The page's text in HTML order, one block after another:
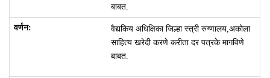
बाबत.
वैद्यकिय अधिक्षिका जिल्हा स्त्री रुग्णालय,अकोला
साहित्य खरेदी करणे करीता दर पत्रके मागविणे
बाबत.